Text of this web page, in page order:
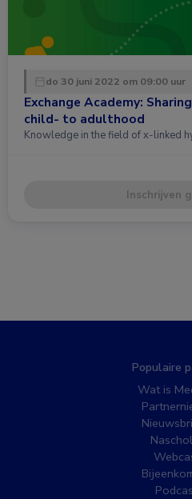
do 30 juni 2022 om 09:00 uur
Exchange Academy:
child- to adulthood
Knowledge in the field of x-linked
Inschrijven
Populaire
Wat is